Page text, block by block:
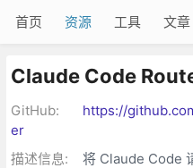
首页 资源 工具 文章
Claude Code
GitHub:
https://
er
描述信息:
将 Claude Code